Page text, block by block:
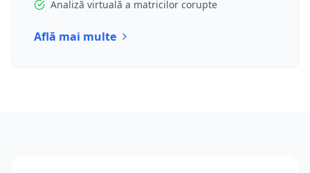
Analiză virtuală a matricilor corupte
Află mai multe